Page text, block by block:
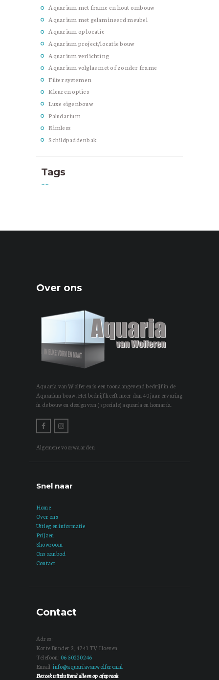
Aquarium met frame en hout ombouw
Aquarium met gelamineerd meubel
Aquarium op locatie
Aquarium project/locatie bouw
Aquarium verlichting
Aquarium volglas met of zonder frame
Filter systemen
Kleuren opties
Luxe eigenbouw
Paludarium
Rimless
Schildpaddenbak
Tags
Over ons
Aquaria van Wolferen is een toonaangevend bedrijf in de
Aquarium bouw. Het bedrijf heeft meer dan 40 jaar ervaring
in de bouw en design van ( speciale) aquaria en homaria.
Algemene voorwaarden
Snel naar
Home
Over ons
Uitleg en informatie
Prijzen
Showroom
Ons aanbod
Contact
Contact
Adres:
Korte Bunder 3, 4741 TV Hoeven
Telefoon: 06 50220246
Email:info@aquariavanwolferen.nl
Bezoek uitsluitend alleen op afspraak